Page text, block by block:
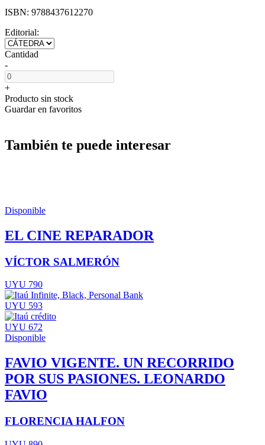
ISBN: 9788437612270
Editorial:
Cantidad
-
+
Producto sin stock
Guardar en favoritos
También te puede interesar
Disponible
EL CINE REPARADOR
VÍCTOR SALMERÓN
UYU 790
UYU 593
UYU 672
Disponible
FAVIO VIGENTE. UN RECORRIDO
POR SUS PASIONES. LEONARDO
FAVIO
FLORENCIA HALFON